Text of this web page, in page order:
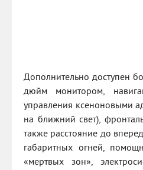
Дополнительно доступен
дюйм монитором,
управления ксеноновыми
на ближний свет),
также расстояние до
габаритных огней,
«мертвых зон»,